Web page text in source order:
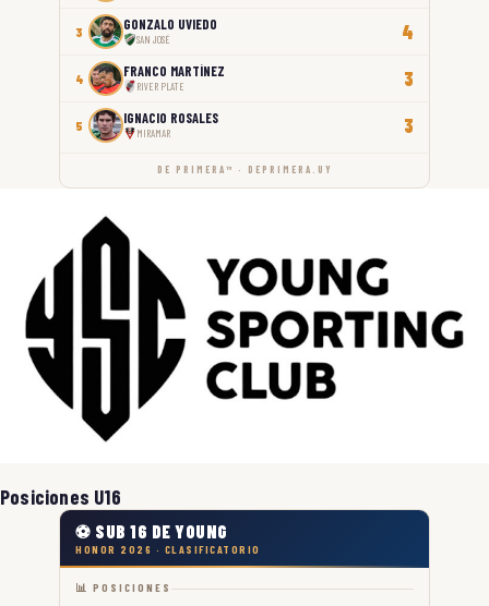
3 GONZALO UVIEDO
SAN JOSÉ 4
4 FRANCO MARTÍNEZ
RIVER PLATE 3
5 IGNACIO ROSALES
MIRAMAR 3
DE PRIMERA™ · DEPRIMERA.UY
Posiciones U16
⚽ SUB 16 DE YOUNG
HONOR 2026 · CLASIFICATORIO
📊 POSICIONES